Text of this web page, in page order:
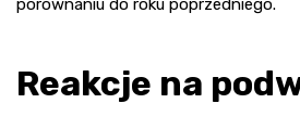
porównaniu do roku poprzedniego.
Reakcje na